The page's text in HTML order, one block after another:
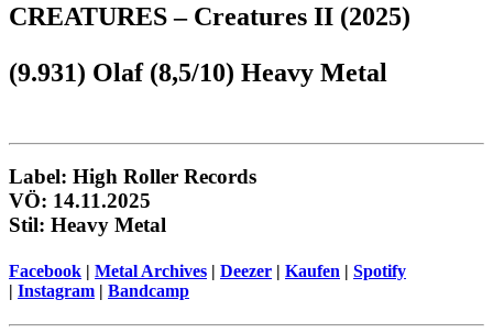
CREATURES – Creatures II (2025)
(9.931) Olaf (8,5/10) Heavy Metal
Label: High Roller Records
VÖ: 14.11.2025
Stil: Heavy Metal
Facebook | Metal Archives | Deezer | Kaufen | Spotify
| Instagram | Bandcamp